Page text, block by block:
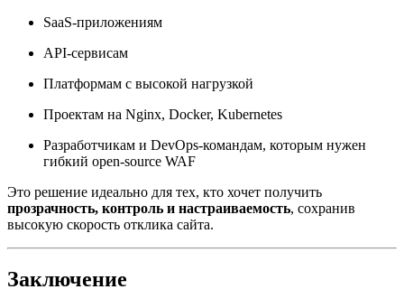
SaaS-приложениям
API-сервисам
Платформам с высокой нагрузкой
Проектам на Nginx, Docker, Kubernetes
Разработчикам и DevOps-командам, которым нужен
гибкий open-source WAF
Это решение идеально для тех, кто хочет получить
прозрачность, контроль и настраиваемость, сохранив
высокую скорость отклика сайта.
Заключение